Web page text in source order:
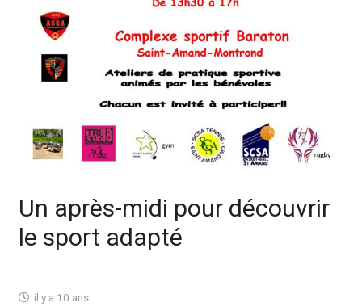
Un après-midi pour découvrir
le sport adapté
il y a 10 ans